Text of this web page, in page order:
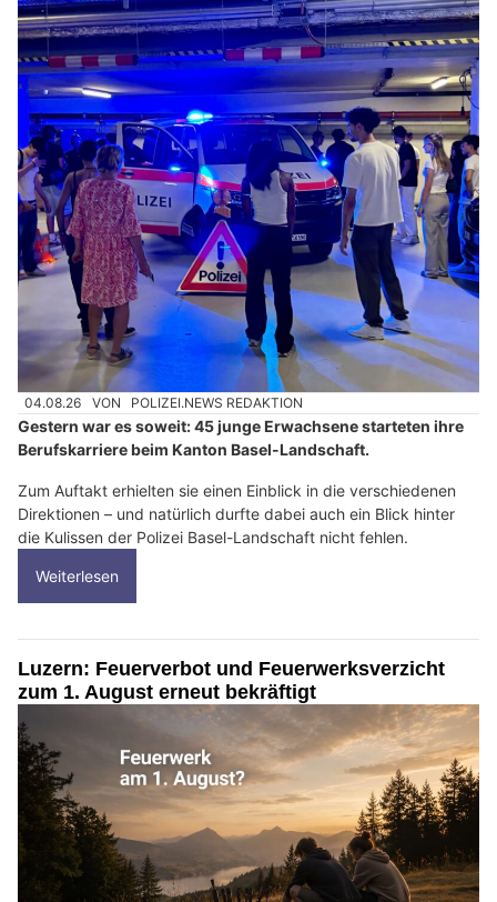
04.08.26 VON POLIZEI.NEWS REDAKTION
Gestern war es soweit: 45 junge Erwachsene starteten ihre
Berufskarriere beim Kanton Basel-Landschaft.
Zum Auftakt erhielten sie einen Einblick in die verschiedenen
Direktionen – und natürlich durfte dabei auch ein Blick hinter
die Kulissen der Polizei Basel-Landschaft nicht fehlen.
Weiterlesen
Luzern: Feuerverbot und Feuerwerksverzicht
zum 1. August erneut bekräftigt